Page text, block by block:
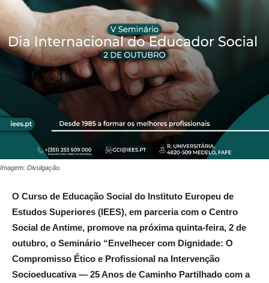
Imagem: Divulgação.
O Curso de Educação Social do Instituto Europeu de
Estudos Superiores (IEES), em parceria com o Centro
Social de Antime, promove na próxima quinta-feira, 2 de
outubro, o Seminário “Envelhecer com Dignidade: O
Compromisso Ético e Profissional na Intervenção
Socioeducativa — 25 Anos de Caminho Partilhado com a